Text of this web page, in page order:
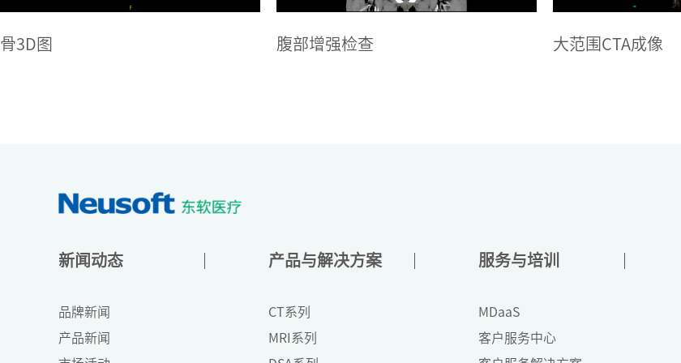
腹部增强检查 大范围CTA成像 肺部MPR
新闻动态
品牌新闻
产品新闻
产品与解决方案
CT系列
MRI系列
服务与培训
MDaaS
客户服务中心